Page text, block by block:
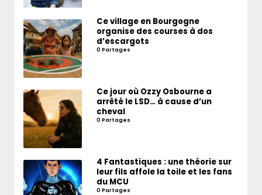
Ce village en Bourgogne
organise des courses à dos
d’escargots
0 Partages
Ce jour où Ozzy Osbourne a
arrêté le LSD… à cause d’un
cheval
0 Partages
4 Fantastiques : une théorie sur
leur fils affole la toile et les fans
du MCU
0 Partages